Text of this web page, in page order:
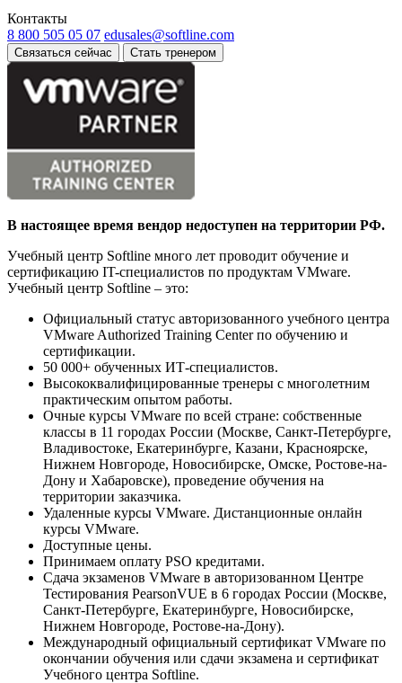
Контакты
8 800 505 05 07 edusales@softline.com
Связаться сейчас Стать тренером
В настоящее время вендор недоступен на территории РФ.
Учебный центр Softline много лет проводит обучение и
сертификацию IT-специалистов по продуктам VMware.
Учебный центр Softline – это:
Официальный статус авторизованного учебного центра
VMware Authorized Training Center по обучению и
сертификации.
50 000+ обученных ИТ-специалистов.
Высококвалифицированные тренеры с многолетним
практическим опытом работы.
Очные курсы VMware по всей стране: собственные
классы в 11 городах России (Москве, Санкт-Петербурге,
Владивостоке, Екатеринбурге, Казани, Красноярске,
Нижнем Новгороде, Новосибирске, Омске, Ростове-на-
Дону и Хабаровске), проведение обучения на
территории заказчика.
Удаленные курсы VMware. Дистанционные онлайн
курсы VMware.
Доступные цены.
Принимаем оплату PSO кредитами.
Сдача экзаменов VMware в авторизованном Центре
Тестирования PearsonVUE в 6 городах России (Москве,
Санкт-Петербурге, Екатеринбурге, Новосибирске,
Нижнем Новгороде, Ростове-на-Дону).
Международный официальный сертификат VMware по
окончании обучения или сдачи экзамена и сертификат
Учебного центра Softline.